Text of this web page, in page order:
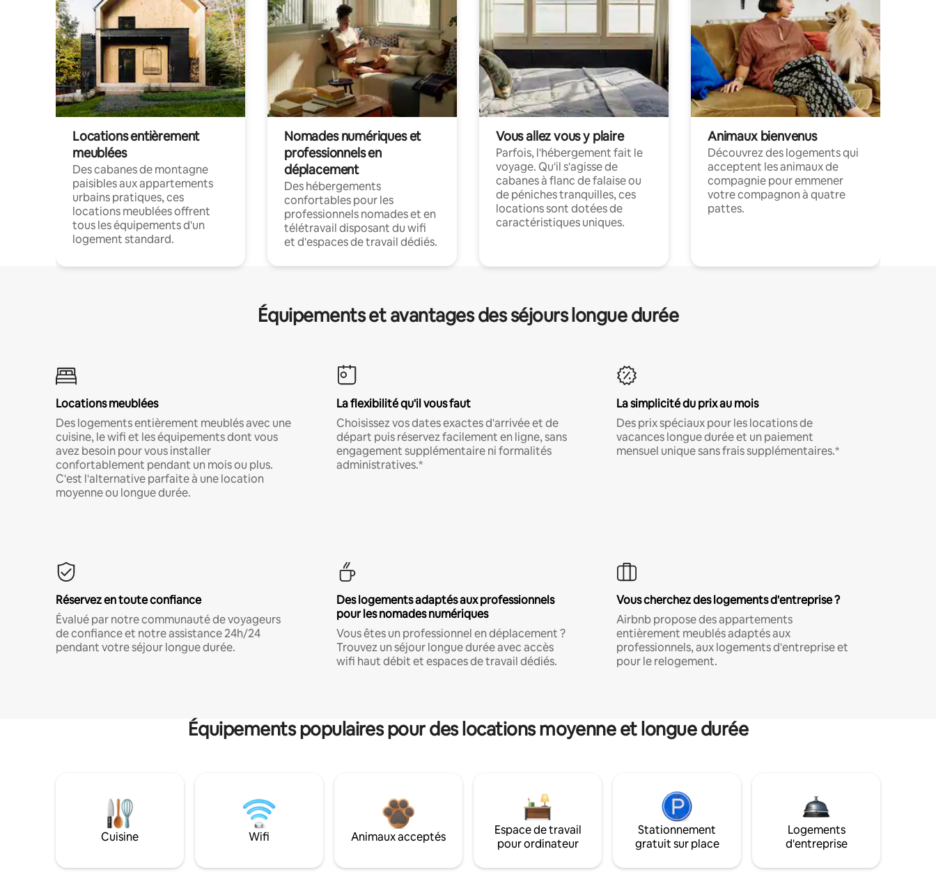
Locations entièrement
meublées
Des cabanes de montagne
paisibles aux appartements
urbains pratiques, ces
locations meublées offrent
tous les équipements d'un
logement standard.
Nomades numériques et
professionnels en
déplacement
Des hébergements
confortables pour les
professionnels nomades et en
télétravail disposant du wifi
et d'espaces de travail dédiés.
Vous allez vous y plaire
Parfois, l'hébergement fait le
voyage. Qu'il s'agisse de
cabanes à flanc de falaise ou
de péniches tranquilles, ces
locations sont dotées de
caractéristiques uniques.
Animaux bienvenus
Découvrez des logements qui
acceptent les animaux de
compagnie pour emmener
votre compagnon à quatre
pattes.
Équipements et avantages des séjours longue durée
Locations meublées
Des logements entièrement meublés avec une
cuisine, le wifi et les équipements dont vous
avez besoin pour vous installer
confortablement pendant un mois ou plus.
C'est l'alternative parfaite à une location
moyenne ou longue durée.
La flexibilité qu'il vous faut
Choisissez vos dates exactes d'arrivée et de
départ puis réservez facilement en ligne, sans
engagement supplémentaire ni formalités
administratives.*
La simplicité du prix au mois
Des prix spéciaux pour les locations de
vacances longue durée et un paiement
mensuel unique sans frais supplémentaires.*
Réservez en toute confiance
Évalué par notre communauté de voyageurs
de confiance et notre assistance 24h/24
pendant votre séjour longue durée.
Des logements adaptés aux professionnels
pour les nomades numériques
Vous êtes un professionnel en déplacement ?
Trouvez un séjour longue durée avec accès
wifi haut débit et espaces de travail dédiés.
Vous cherchez des logements d'entreprise ?
Airbnb propose des appartements
entièrement meublés adaptés aux
professionnels, aux logements d'entreprise et
pour le relogement.
Équipements populaires pour des locations moyenne et longue durée
Cuisine Wifi Animaux acceptés
Espace de travail
pour ordinateur
Stationnement
gratuit sur place
Logements
d'entreprise